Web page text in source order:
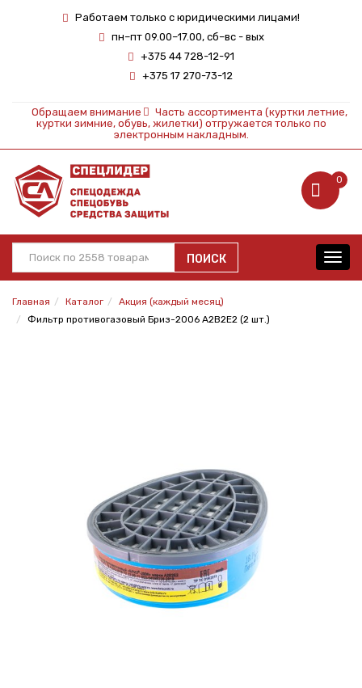
Работаем только с юридическими лицами!
пн–пт 09.00–17.00, сб–вс - вых
+375 44 728-12-91
+375 17 270-73-12
Обращаем внимание
Часть ассортимента (куртки летние,
куртки зимние, обувь, жилетки) отгружается только по
электронным накладным.
0
ПОИСК
Главная Каталог
Акция (каждый месяц)
Фильтр противогазовый Бриз-2006 A2B2E2 (2 шт.)